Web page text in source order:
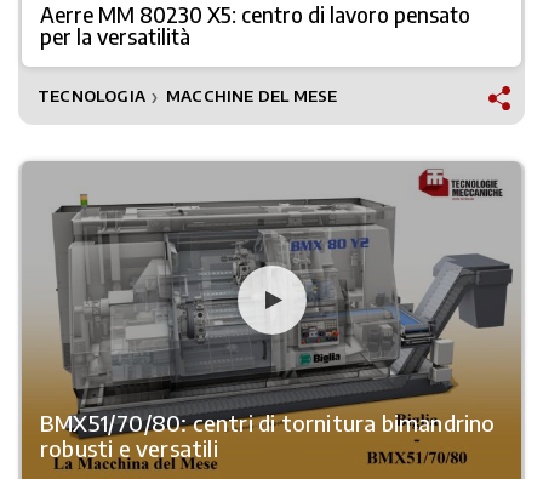
Aerre MM 80230 X5: centro di lavoro pensato
per la versatilità
TECNOLOGIA ❯ MACCHINE DEL MESE
BMX51/70/80: centri di tornitura bimandrino
robusti e versatili